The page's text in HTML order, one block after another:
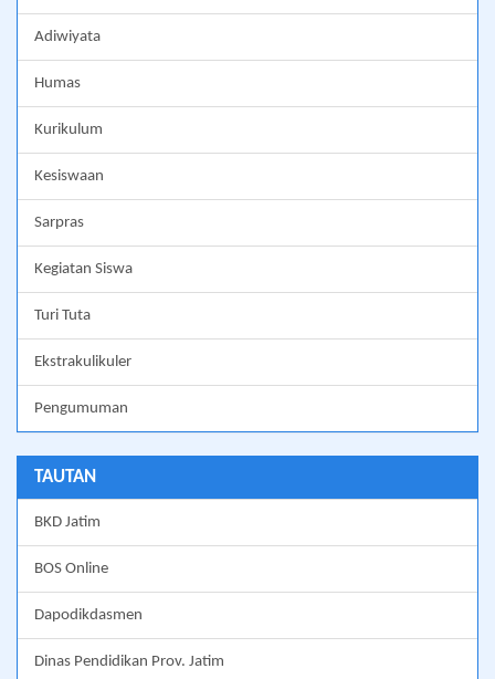
Adiwiyata
Humas
Kurikulum
Kesiswaan
Sarpras
Kegiatan Siswa
Turi Tuta
Ekstrakulikuler
Pengumuman
TAUTAN
BKD Jatim
BOS Online
Dapodikdasmen
Dinas Pendidikan Prov. Jatim